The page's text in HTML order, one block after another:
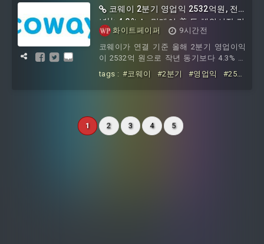
는 단순한 일시적 구호 조치를 넘어 금융·
영농·축산·현장 전반을 아우르는 범농협
차원의 전방위적 종합 지원 대책으로, 농
촌 현장의 고통을 분담하고 농업인의 영농
지속 가능성을 원천적으로 보전하기 위한
긴급 조치다.강호동 농협중앙회장은 7일,
이번 가뭄과 폭염으로 큰 영농 타격을 입
코웨이 2분기 영업익 2532억원, 전
년比 4.3% †…말레이·美 등 해외시장 견
인
화이트페이퍼
9시간전
코웨이가 연결 기준 올해 2분기 영업이익
이 2532억 원으로 작년 동기보다 4.3% 증
가한 것으로 잠정 집계됐다고 7일 공시했
다.매출은 1조4422억 원으로 작년 동기 대
은 13.9% 오른 2조7719억 원을 기록했다.
2분기 코웨이 국내 사업 매출은 전년 동기
tags : #코웨이 #2분기 #영업익
#2532
1 2 3 4 5